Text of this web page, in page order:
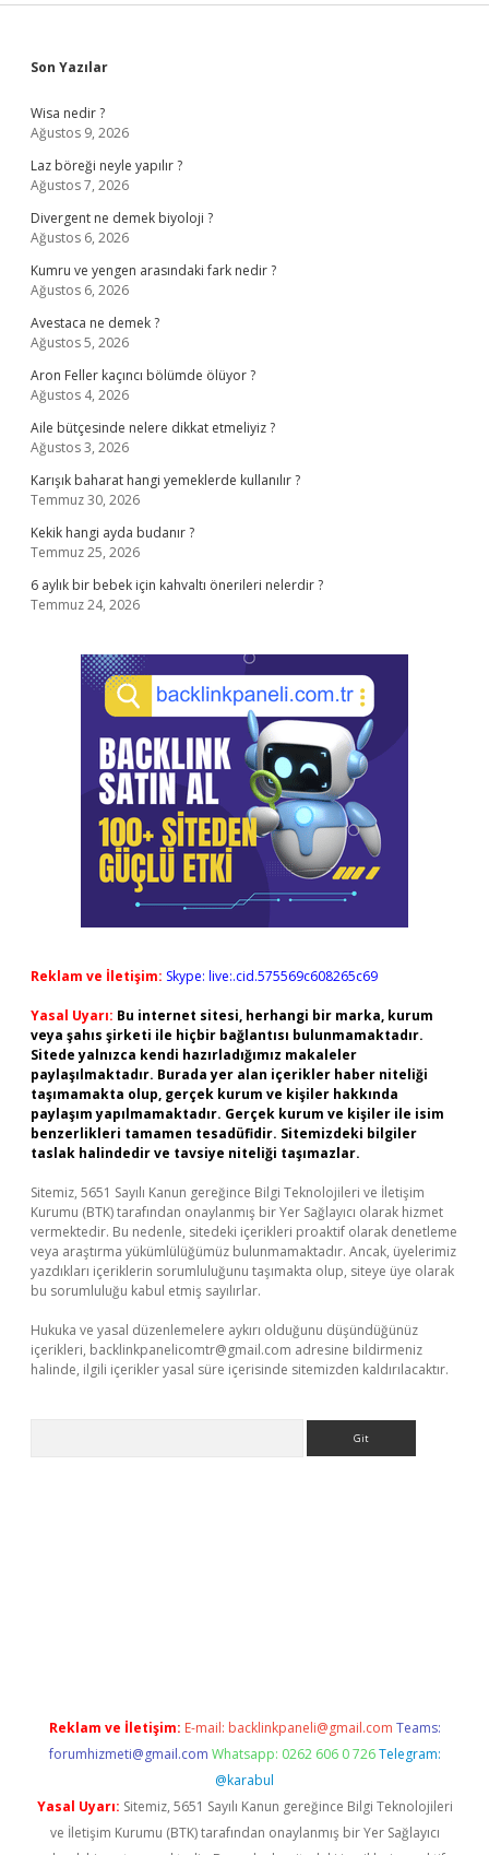
Sidebar
Son Yazılar
Wisa nedir ?
Ağustos 9, 2026
Laz böreği neyle yapılır ?
Ağustos 7, 2026
Divergent ne demek biyoloji ?
Ağustos 6, 2026
Kumru ve yengen arasındaki fark nedir ?
Ağustos 6, 2026
Avestaca ne demek ?
Ağustos 5, 2026
Aron Feller kaçıncı bölümde ölüyor ?
Ağustos 4, 2026
Aile bütçesinde nelere dikkat etmeliyiz ?
Ağustos 3, 2026
Karışık baharat hangi yemeklerde kullanılır ?
Temmuz 30, 2026
Kekik hangi ayda budanır ?
Temmuz 25, 2026
6 aylık bir bebek için kahvaltı önerileri nelerdir ?
Temmuz 24, 2026
Reklam ve İletişim: Skype: live:.cid.575569c608265c69
Yasal Uyarı: Bu internet sitesi, herhangi bir marka, kurum
veya şahıs şirketi ile hiçbir bağlantısı bulunmamaktadır.
Sitede yalnızca kendi hazırladığımız makaleler
paylaşılmaktadır. Burada yer alan içerikler haber niteliği
taşımamakta olup, gerçek kurum ve kişiler hakkında
paylaşım yapılmamaktadır. Gerçek kurum ve kişiler ile isim
benzerlikleri tamamen tesadüfidir. Sitemizdeki bilgiler
taslak halindedir ve tavsiye niteliği taşımazlar.
Sitemiz, 5651 Sayılı Kanun gereğince Bilgi Teknolojileri ve İletişim
Kurumu (BTK) tarafından onaylanmış bir Yer Sağlayıcı olarak hizmet
vermektedir. Bu nedenle, sitedeki içerikleri proaktif olarak denetleme
veya araştırma yükümlülüğümüz bulunmamaktadır. Ancak, üyelerimiz
yazdıkları içeriklerin sorumluluğunu taşımakta olup, siteye üye olarak
bu sorumluluğu kabul etmiş sayılırlar.
Hukuka ve yasal düzenlemelere aykırı olduğunu düşündüğünüz
içerikleri, backlinkpanelicomtr@gmail.com adresine bildirmeniz
halinde, ilgili içerikler yasal süre içerisinde sitemizden kaldırılacaktır.
Reklam ve İletişim: E-mail: backlinkpaneli@gmail.com Teams:
forumhizmeti@gmail.com Whatsapp: 0262 606 0 726 Telegram:
@karabul
Yasal Uyarı: Sitemiz, 5651 Sayılı Kanun gereğince Bilgi Teknolojileri
ve İletişim Kurumu (BTK) tarafından onaylanmış bir Yer Sağlayıcı